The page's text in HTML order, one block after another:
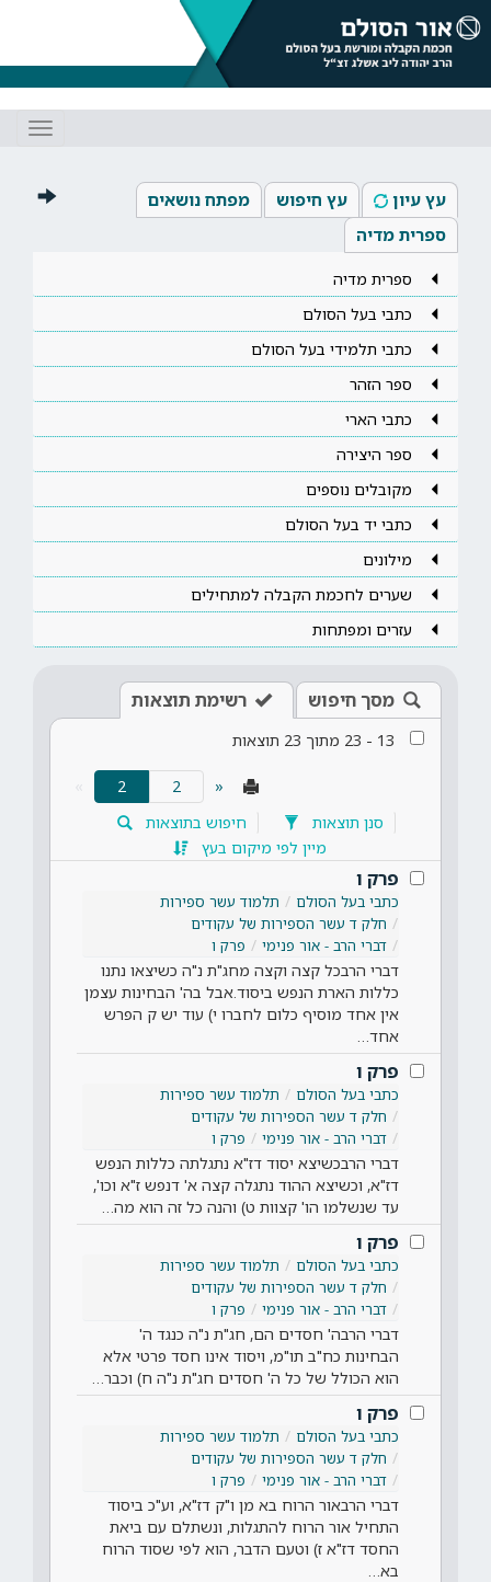
עץ עיון עץ חיפוש
מפתח נושאים
ספרית מדיה
ספרית מדיה
כתבי בעל הסולם
כתבי תלמידי בעל הסולם
ספר הזהר
כתבי הארי
ספר היצירה
מקובלים נוספים
כתבי יד בעל הסולם
מילונים
שערים לחכמת הקבלה למתחילים
עזרים ומפתחות
מסך חיפוש רשימת תוצאות
13
-
23 מתוך 23 תוצאות
«
2
סנן תוצאות
חיפוש בתוצאות
מיין לפי מיקום בעץ
פרק ו
כתבי בעל הסולם
תלמוד עשר ספירות
חלק ד עשר הספירות של עקודים
דברי הרב - אור פנימי
פרק ו
דברי הרבכל קצה וקצה מחג"ת נ"ה כשיצאו נתנו
כללות הארת הנפש ביסוד.אבל בה' הבחינות עצמן
אין אחד מוסיף כלום לחברו י) עוד יש ק הפרש
אחד…
פרק ו
כתבי בעל הסולם
תלמוד עשר ספירות
חלק ד עשר הספירות של עקודים
דברי הרב - אור פנימי
פרק ו
דברי הרבכשיצא יסוד דז"א נתגלתה כללות הנפש
דז"א, וכשיצא ההוד נתגלה קצה א' דנפש ז"א וכו',
עד שנשלמו הו' קצוות ט) והנה כל זה הוא מה…
פרק ו
כתבי בעל הסולם
תלמוד עשר ספירות
חלק ד עשר הספירות של עקודים
דברי הרב - אור פנימי
פרק ו
דברי הרבה' חסדים הם, חג"ת נ"ה כנגד ה'
הבחינות כח"ב תו"מ, ויסוד אינו חסד פרטי אלא
הוא הכולל של כל ה' חסדים חג"ת נ"ה ח) וכבר…
פרק ו
כתבי בעל הסולם
תלמוד עשר ספירות
חלק ד עשר הספירות של עקודים
דברי הרב - אור פנימי
פרק ו
דברי הרבאור הרוח בא מן ו"ק דז"א, וע"כ ביסוד
התחיל אור הרוח להתגלות, ונשתלם עם ביאת
החסד דז"א ז) וטעם הדבר, הוא לפי שסוד הרוח
בא…